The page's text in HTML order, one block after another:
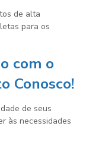
de alta
para os
com o
Conosco!
de seus
às necessidades